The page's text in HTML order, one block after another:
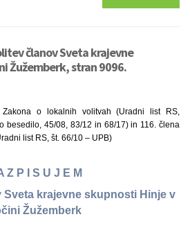
članov Sveta krajevne
Žužemberk, stran 9096.
o lokalnih volitvah (Uradni list RS,
besedilo, 45/08, 83/12 in 68/17) in 116. člena
list RS, št. 66/10 – UPB)
Z P I S U J E M
krajevne skupnosti Hinje v
Žužemberk